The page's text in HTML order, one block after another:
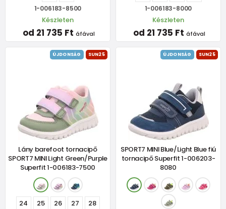
1-006183-8500
Készleten
od 21 735 Ft áfával
1-006183-8000
Készleten
od 21 735 Ft áfával
ÚJDONSÁG SUN25
Lány barefoot tornacipő
SPORT7 MINI Light Green/Purple
Superfit 1-006183-7500
24 25 26 27
28
ÚJDONSÁG SUN25
SPORT7 MINI Blue/Light Blue fiú
tornacipő Superfit 1-006203-
8080